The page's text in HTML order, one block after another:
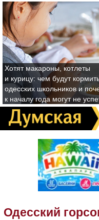
Хотят макароны, котлеты
и курицу: чем будут
одесских школьников и
к началу года могут не
Одесский